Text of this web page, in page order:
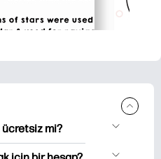
mi?
indirme için